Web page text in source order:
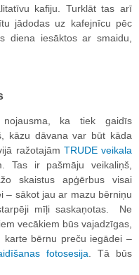
kafiju. Turklāt tas arī
jādodas uz kafejnīcu pēc
diena iesāktos ar smaidu,
ka tiek gaidīs
kāzu dāvana var būt kāda
ražotajām TRUDE veikala
Tas ir pašmāju veikaliņš,
skaistus apģērbus visai
– sākot jau ar mazu bērniņu
mīļi saskaņotas. Ne
vecākiem būs vajadzīgas,
karte bērnu preču iegādei –
fotosesija . Tā būs